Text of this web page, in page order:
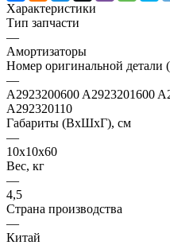
Характеристики
Тип запчасти
—
Амортизаторы
Номер оригинальной детали
—
A2923200600 A2923201600
A292320110
Габариты (ВхШхГ), см
—
10х10х60
Вес, кг
—
4,5
Страна производства
—
Китай